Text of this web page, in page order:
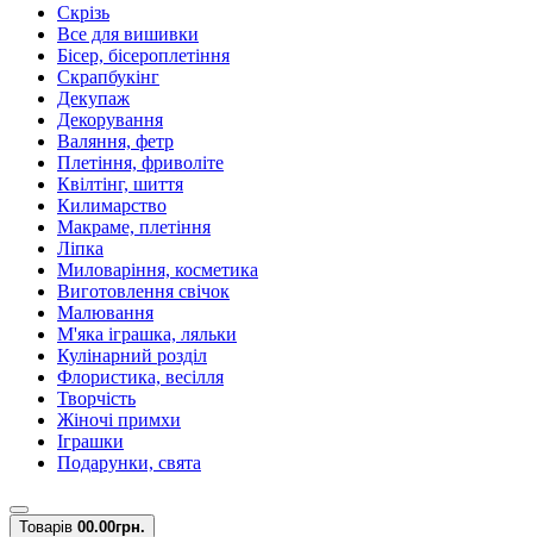
Скрізь
Все для вишивки
Бісер, бісероплетіння
Скрапбукінг
Декупаж
Декорування
Валяння, фетр
Плетіння, фриволіте
Квілтінг, шиття
Килимарство
Макраме, плетіння
Ліпка
Миловаріння, косметика
Виготовлення свічок
Малювання
М'яка іграшка, ляльки
Кулінарний розділ
Флористика, весілля
Творчість
Жіночі примхи
Іграшки
Подарунки, свята
Товарів 00.00грн.